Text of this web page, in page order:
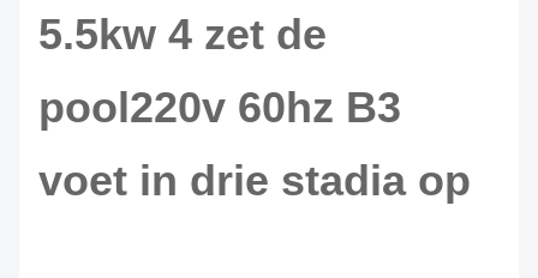
5.5kw 4 zet de
pool220v 60hz B3
voet in drie stadia op